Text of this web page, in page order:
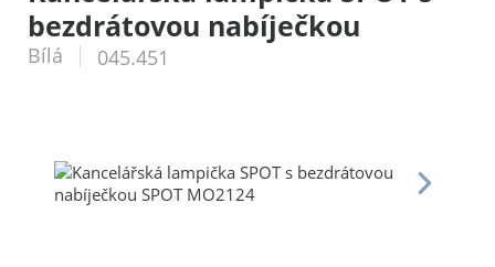
bezdrátovou nabíječkou
Bílá 045.451